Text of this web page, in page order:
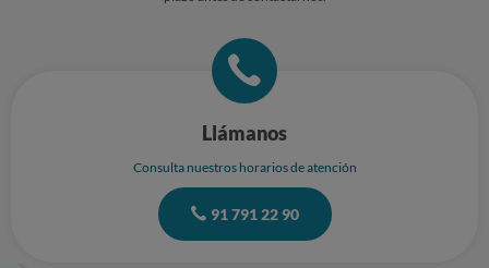
Llámanos
Consulta nuestros horarios de atención
91 791 22 90